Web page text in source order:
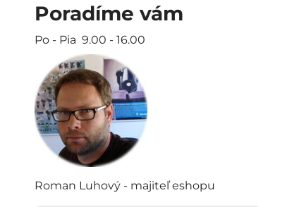
Poradíme vám
Po - Pia 9.00 - 16.00
Roman Luhový - majiteľ eshopu